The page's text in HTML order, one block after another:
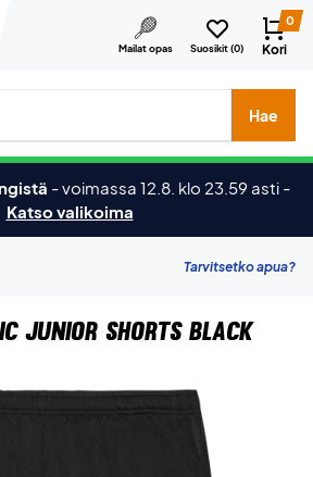
Mailat opas Suosikit (0)
0
Kori
merkkejä jne.
Hae
-voimassa 12.8. klo 23.59 asti -
Katso valikoima
Tarvitsetko apua?
Junior Shorts Black